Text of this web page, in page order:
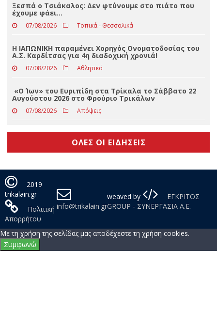
Ξεσπά ο Τσιάκαλος: Δεν φτύνουμε στο πιάτο που
έχουμε φάει…
07/08/2026 Τοπικά - Θεσσαλικά
Η ΙΑΠΩΝΙΚΗ παραμένει Χορηγός Ονοματοδοσίας του
Α.Σ. Καρδίτσας για 4η διαδοχική χρονιά!
07/08/2026 Αθλητικά
«Ο Ίων» του Ευριπίδη στα Τρίκαλα το Σάββατο 22
Αυγούστου 2026 στο Φρούριο Τρικάλων
07/08/2026 Απόψεις
ΟΛΕΣ ΟΙ ΕΙΔΗΣΕΙΣ
2019
trikalain.gr
Πολιτική
Απορρήτου
info@trikalain.gr
weaved by
ΕΓΚΡΙΤΟΣ
GROUP - ΣΥΝΕΡΓΑΣΙΑ Α.Ε.
Με τη χρήση της σελίδας μας αποδέχεστε τη χρήση cookies.
Συμφωνώ